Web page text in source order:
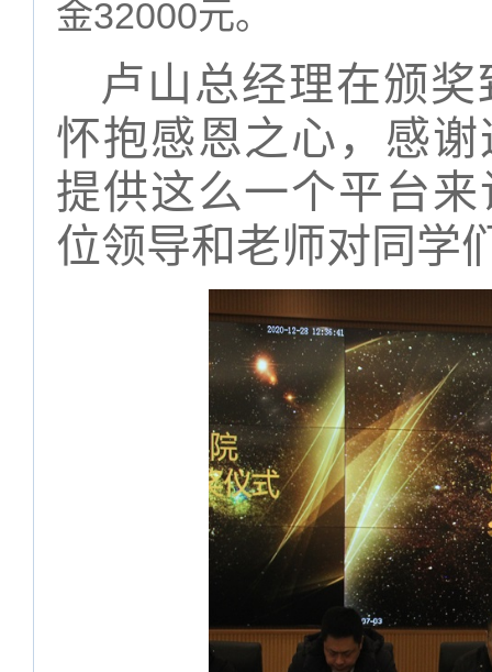
金32000元。
卢山总经理在颁
怀抱感恩之心，感
提供这么一个平台
位领导和老师对同学